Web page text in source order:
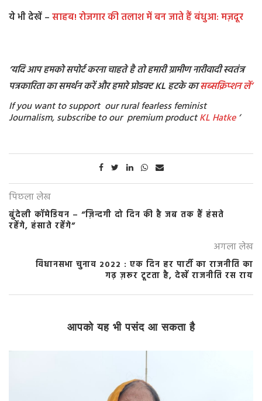
ये भी देखें –साहब! रोजगार की तलाश में बन जाते हैं बंधुआ: मज़दूर
‘यदि आप हमको सपोर्ट करना चाहते है तो हमारी ग्रामीण नारीवादी स्वतंत्र
पत्रकारिता का समर्थन करें और हमारे प्रोडक्ट KL हटके कासब्सक्रिप्शनलें’
If you want to support our rural fearless feminist
Journalism, subscribe to our premium productKL Hatke‘
पिछला लेख
बुंदेली कॉमेडियन – “ज़िन्दगी दो दिन की है जब तक हैं हंसते
रहेंगे, हंसाते रहेंगे”
अगला लेख
विधानसभा चुनाव 2022 : एक दिन हर पार्टी का राजनीति का
गढ़ ज़रूर टूटता है, देखें राजनीति रस राय
आपको यह भी पसंद आ सकता है